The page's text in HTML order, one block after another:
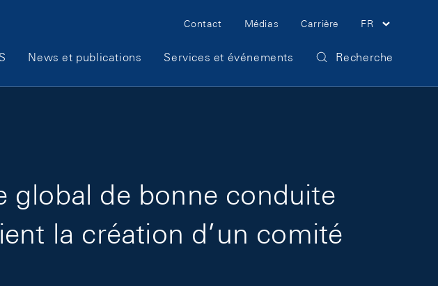
Meta Navigation
Contact Médias Carrière FR
News et publications Services et événements Recherche
global de bonne conduite
la création d’un comité